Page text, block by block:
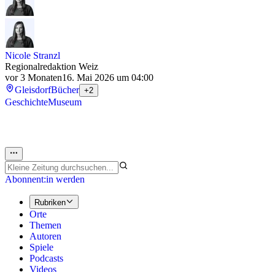
Nicole Stranzl
Regionalredaktion Weiz
vor 3 Monaten16. Mai 2026 um 04:00
GleisdorfBücher +2
GeschichteMuseum
Abonnent:in werden
Rubriken
Orte
Themen
Autoren
Spiele
Podcasts
Videos